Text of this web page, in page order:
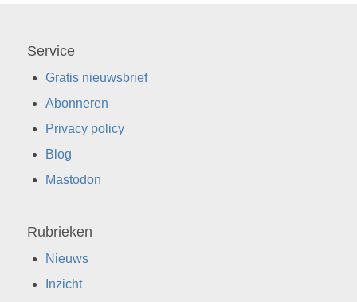
Service
Gratis nieuwsbrief
Abonneren
Privacy policy
Blog
Mastodon
Rubrieken
Nieuws
Inzicht